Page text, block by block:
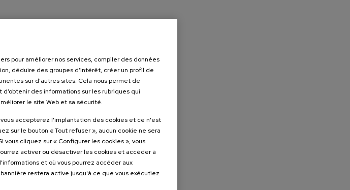
pour améliorer nos services, compiler des données
déduire des groupes d’intérêt, créer un profil de
sur d’autres sites. Cela nous permet de
des informations sur les rubriques qui
le site Web et sa sécurité.
accepterez l'implantation des cookies et ce n'est
sur le bouton « Tout refuser », aucun cookie ne sera
cliquez sur « Configurer les cookies », vous
activer ou désactiver les cookies et accéder à
et où vous pourrez accéder aux
restera active jusqu'à ce que vous exécutiez